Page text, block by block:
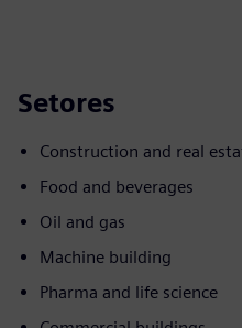
Setores
Construction and real
Food and beverages
Oil and gas
Machine building
Pharma and life science